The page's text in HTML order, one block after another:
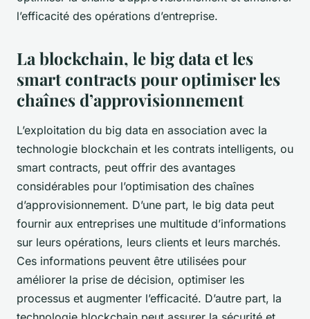
l’efficacité des opérations d’entreprise.
La blockchain, le big data et les
smart contracts pour optimiser les
chaînes d’approvisionnement
L’exploitation du big data en association avec la
technologie blockchain et les contrats intelligents, ou
smart contracts, peut offrir des avantages
considérables pour l’optimisation des chaînes
d’approvisionnement. D’une part, le big data peut
fournir aux entreprises une multitude d’informations
sur leurs opérations, leurs clients et leurs marchés.
Ces informations peuvent être utilisées pour
améliorer la prise de décision, optimiser les
processus et augmenter l’efficacité. D’autre part, la